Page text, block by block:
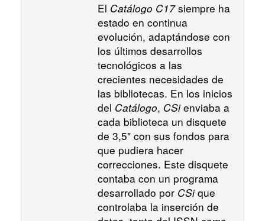
El Catálogo C17siempre ha
estado en continua
evolución, adaptándose con
los últimos desarrollos
tecnológicos a las
crecientes necesidades de
las bibliotecas. En los inicios
del Catálogo, CSienviaba a
cada biblioteca un disquete
de 3,5" con sus fondos para
que pudiera hacer
correcciones. Este disquete
contaba con un programa
desarrollado por CSique
controlaba la inserción de